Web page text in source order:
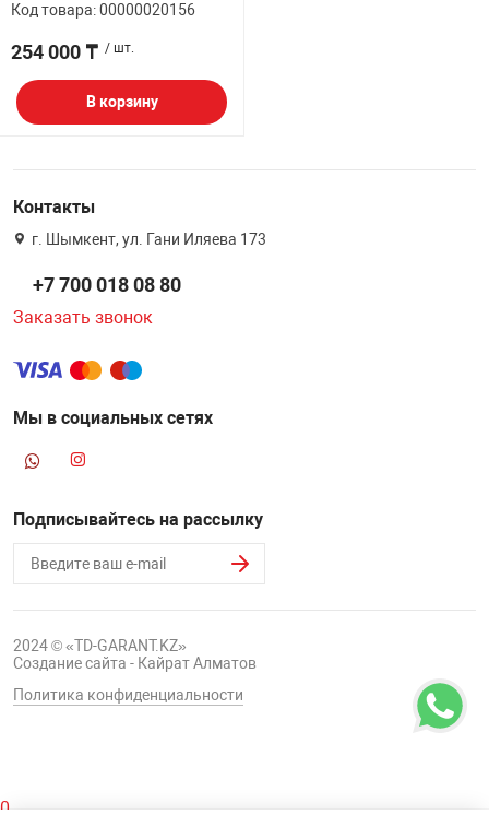
Код товара: 00000020156
254 000 ₸ / шт.
В корзину
Контакты
г. Шымкент, ул. Гани Иляева 173
+7 700 018 08 80
Заказать звонок
Мы в социальных сетях
Подписывайтесь на рассылку
2024 © «TD-GARANT.KZ»
Создание сайта - Кайрат Алматов
Политика конфиденциальности
0